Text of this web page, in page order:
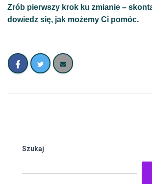
Zrób pierwszy krok ku zmianie –
dowiedz się, jak możemy Ci pomóc.
Szukaj